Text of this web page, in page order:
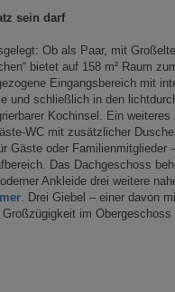
sein darf
Ob als Paar, mit
bietet auf 158 m² Raum
Eingangsbereich mit
und schließlich in den
Kochinsel. Ein weiteres
WC mit zusätzlicher
Gäste oder Familienmitglieder
Das Dachgeschoss
Ankleide drei weitere
. Drei Giebel – einer davon
im Obergeschoss